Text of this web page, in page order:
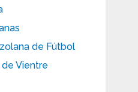
de Fútbol
Vientre